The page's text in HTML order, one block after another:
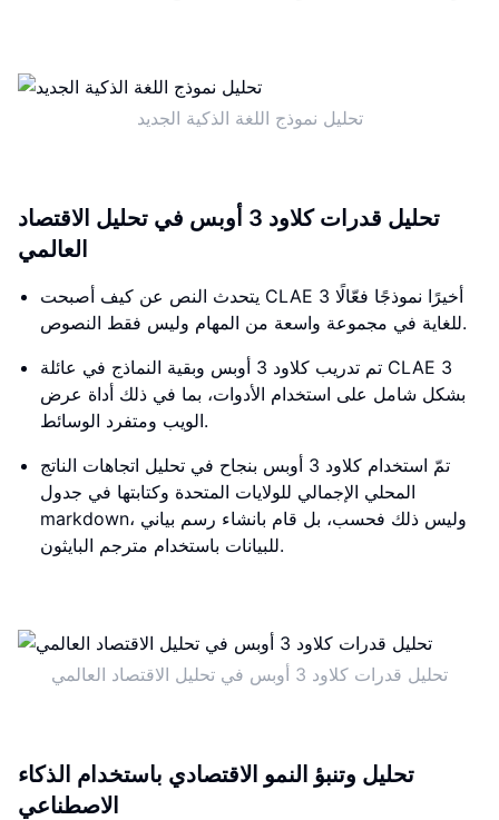
تحليل نموذج اللغة الذكية الجديد
تحليل قدرات كلاود 3 أوبس في تحليل الاقتصاد
العالمي
يتحدث النص عن كيف أصبحت CLAE 3 أخيرًا نموذجًا فعّالًا
للغاية في مجموعة واسعة من المهام وليس فقط النصوص.
تم تدريب كلاود 3 أوبس وبقية النماذج في عائلة CLAE 3
بشكل شامل على استخدام الأدوات، بما في ذلك أداة عرض
الويب ومتفرد الوسائط.
تمّ استخدام كلاود 3 أوبس بنجاح في تحليل اتجاهات الناتج
المحلي الإجمالي للولايات المتحدة وكتابتها في جدول
markdown، وليس ذلك فحسب، بل قام بانشاء رسم بياني
للبيانات باستخدام مترجم البايثون.
تحليل قدرات كلاود 3 أوبس في تحليل الاقتصاد العالمي
تحليل وتنبؤ النمو الاقتصادي باستخدام الذكاء
الاصطناعي